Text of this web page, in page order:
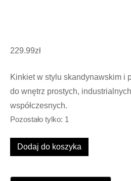
229.99zł
Kinkiet w stylu skandynawskim i
do wnętrz prostych,
współczesnych.
Pozostało tylko: 1
ilość
Kinkiet
Dodaj do koszyka